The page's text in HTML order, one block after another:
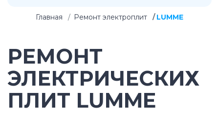
Главная Ремонт электроплит LUMME
РЕМОНТ
ЭЛЕКТРИЧЕСКИХ
ПЛИТ LUMME